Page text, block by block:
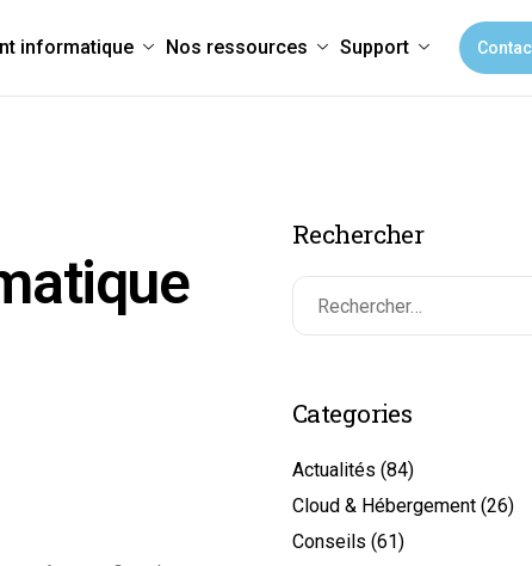
informatique Nos ressources Support
Rechercher
Categories
Actualités (84)
Cloud & Hébergement (26)
Conseils (61)